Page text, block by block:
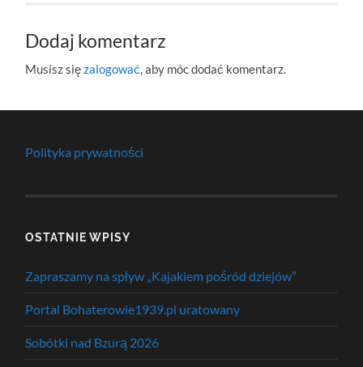
Dodaj komentarz
Musisz sięzalogować, aby móc dodać komentarz.
Polityka prywatności
OSTATNIE WPISY
Zapraszamy na spływ „Kajakiem pośród dziejów”
Portal Bohaterowie1939.pl uratowany
Sobótki nad Bzurą 2026